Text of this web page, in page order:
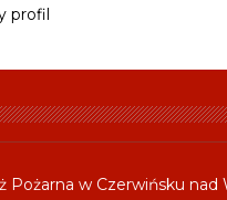
profil
Pożarna w Czerwińsku nad